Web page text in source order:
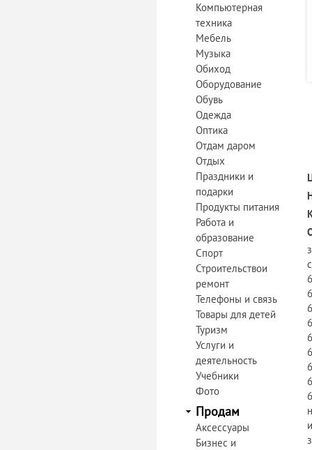
Компьютерная
техника
Мебель
Музыка
Обиход
Оборудование
Обувь
Одежда
Оптика
Отдам даром
Отдых
Праздники и
подарки
Продукты питания
Работа и
образование
Спорт
Строительствои
ремонт
Телефоны и связь
Товары для детей
Туризм
Услуги и
деятельность
Учебники
Фото
Продам
Аксессуары
Бизнес и